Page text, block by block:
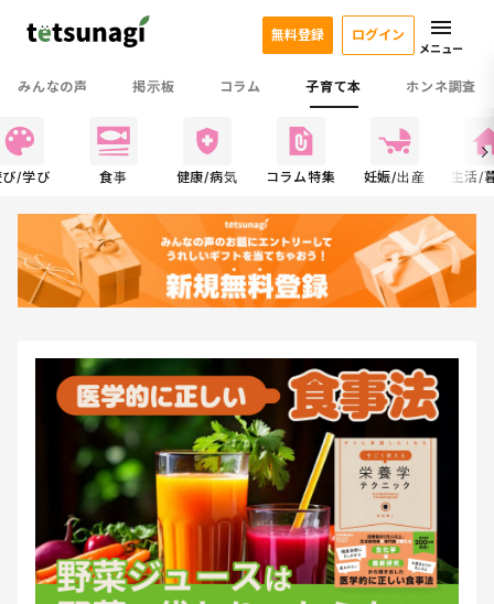
みんなの声 掲示板 コラム 子育て本 ホンネ調査
無料登録 ログイン
メニュー
び/学び 食事 健康/病気 コラム特集 妊娠/出産 生活/